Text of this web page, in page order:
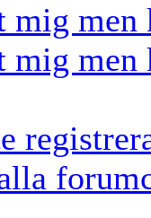
mig
mig